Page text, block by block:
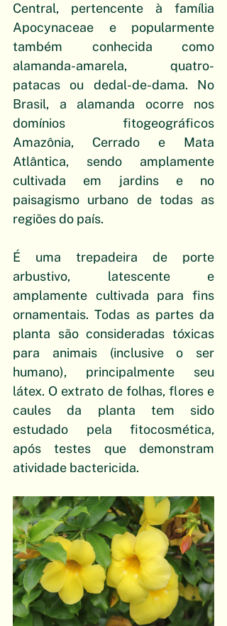
Central, pertencente à família
Apocynaceae e popularmente
também conhecida como
alamanda-amarela, quatro-
patacas ou dedal-de-dama. No
Brasil, a alamanda ocorre nos
domínios fitogeográficos
Amazônia, Cerrado e Mata
Atlântica, sendo amplamente
cultivada em jardins e no
paisagismo urbano de todas as
regiões do país.
É uma trepadeira de porte
arbustivo, latescente e
amplamente cultivada para fins
ornamentais. Todas as partes da
planta são consideradas tóxicas
para animais (inclusive o ser
humano), principalmente seu
látex. O extrato de folhas, flores e
caules da planta tem sido
estudado pela fitocosmética,
após testes que demonstram
atividade bactericida.